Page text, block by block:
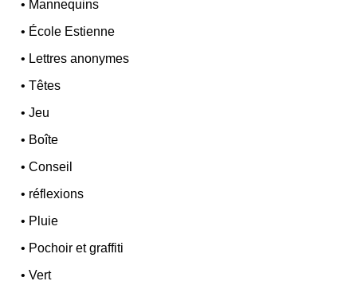
• Mannequins
• École Estienne
• Lettres anonymes
•Têtes
•Jeu
• Boîte
•Conseil
• réflexions
• Pluie
• Pochoir et graffiti
•Vert